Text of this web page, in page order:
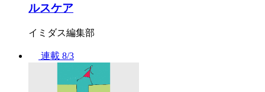
ルスケア
イミダス編集部
連載 8/3